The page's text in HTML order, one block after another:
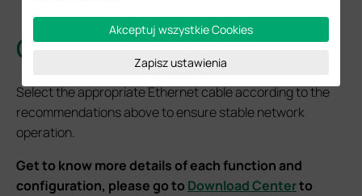
Conclusion
Select the appropriate Ethernet cable according to the
recommendations above to ensure stable network
operation.
Get to know more details of each function and
configuration, please go to Download Centerto
Akceptuj wszystkie Cookies
Zapisz ustawienia